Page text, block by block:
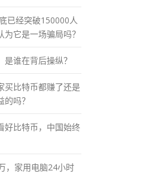
已经突破150000人
它是一场骗局吗？
谁在背后操纵？
买比特币都赚了还是
吗？
好比特币，中国始终
，家用电脑24小时